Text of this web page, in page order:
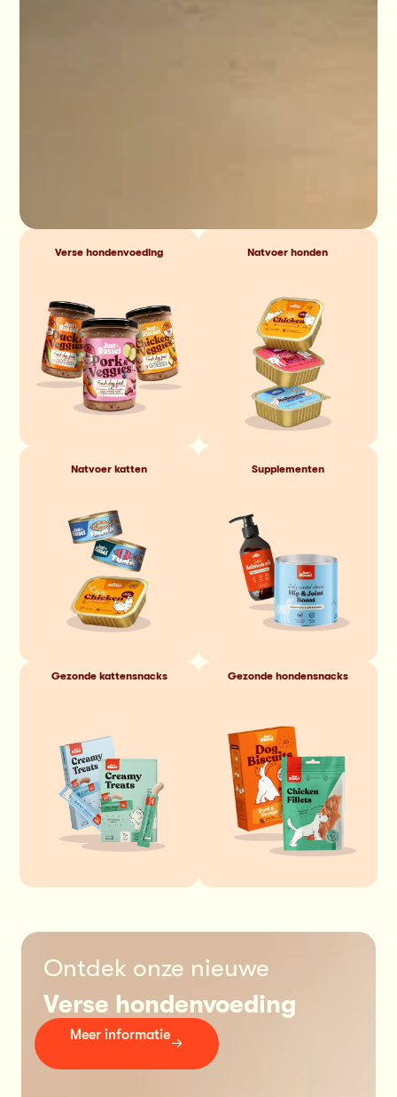
Verse hondenvoeding Natvoer honden
Natvoer katten Supplementen
Gezonde kattensnacks Gezonde hondensnacks
Ontdek onze nieuwe
Verse hondenvoeding
Meer informatie